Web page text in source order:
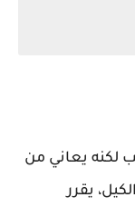
لكنه يعاني من
يقرر